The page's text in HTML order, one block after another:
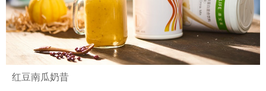
红豆南瓜奶昔